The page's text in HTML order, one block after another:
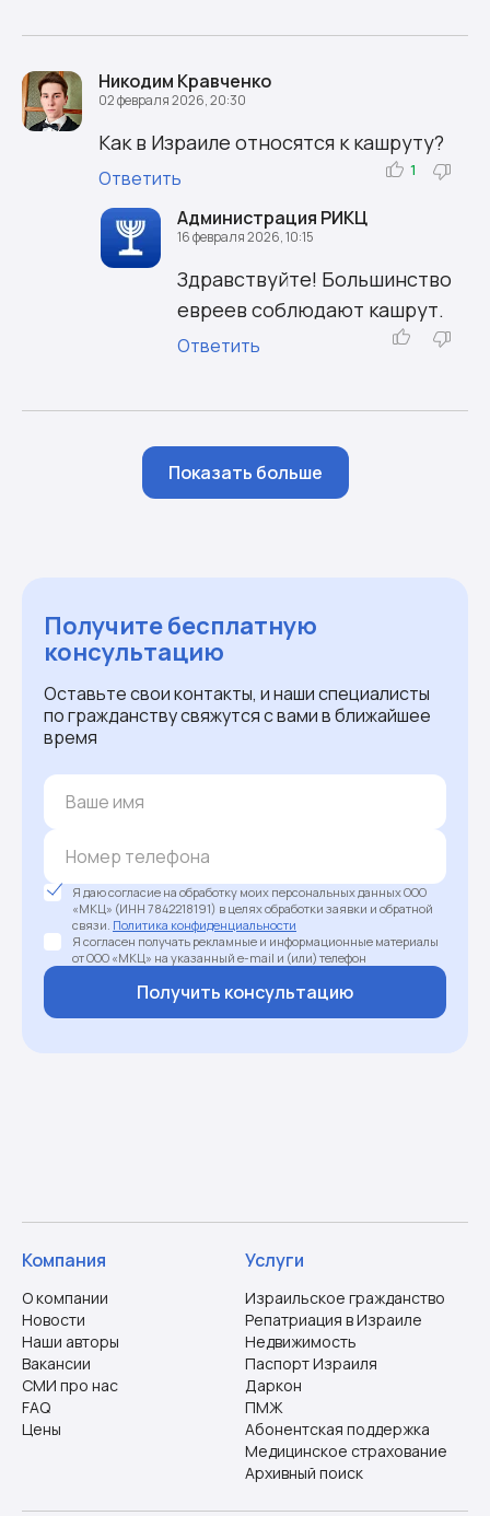
Никодим Кравченко
02 февраля 2026, 20:30
Как в Израиле относятся к кашруту?
1
Ответить
Администрация РИКЦ
16 февраля 2026, 10:15
Здравствуйте! Большинство
евреев соблюдают кашрут.
Ответить
Показать больше
Получите бесплатную
консультацию
Оставьте свои контакты, и наши специалисты
по гражданству свяжутся с вами в ближайшее
время
Я даю согласие на обработку моих персональных данных ООО
«МКЦ» (ИНН 7842218191) в целях обработки заявки и обратной
связи. Политика конфиденциальности
Я согласен получать рекламные и информационные материалы
от ООО «МКЦ» на указанный e-mail и (или) телефон
Получить консультацию
Компания
О компании
Новости
Наши авторы
Вакансии
СМИ про нас
FAQ
Цены
Услуги
Израильское гражданство
Репатриация в Израиле
Недвижимость
Паспорт Израиля
Даркон
ПМЖ
Абонентская поддержка
Медицинское страхование
Архивный поиск